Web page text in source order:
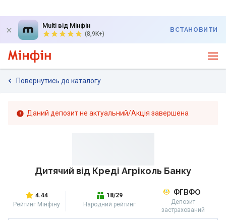
Multi від Мінфін
(8,9K+)
ВСТАНОВИТИ
Повернутись до каталогу
Даний депозит не актуальний/Акція завершена
Дитячий від Креді Агріколь Банку
Рейтинг Мінфіну
4.44
Народний рейтинг
18/29 ФГВФО
Депозит
застрахований